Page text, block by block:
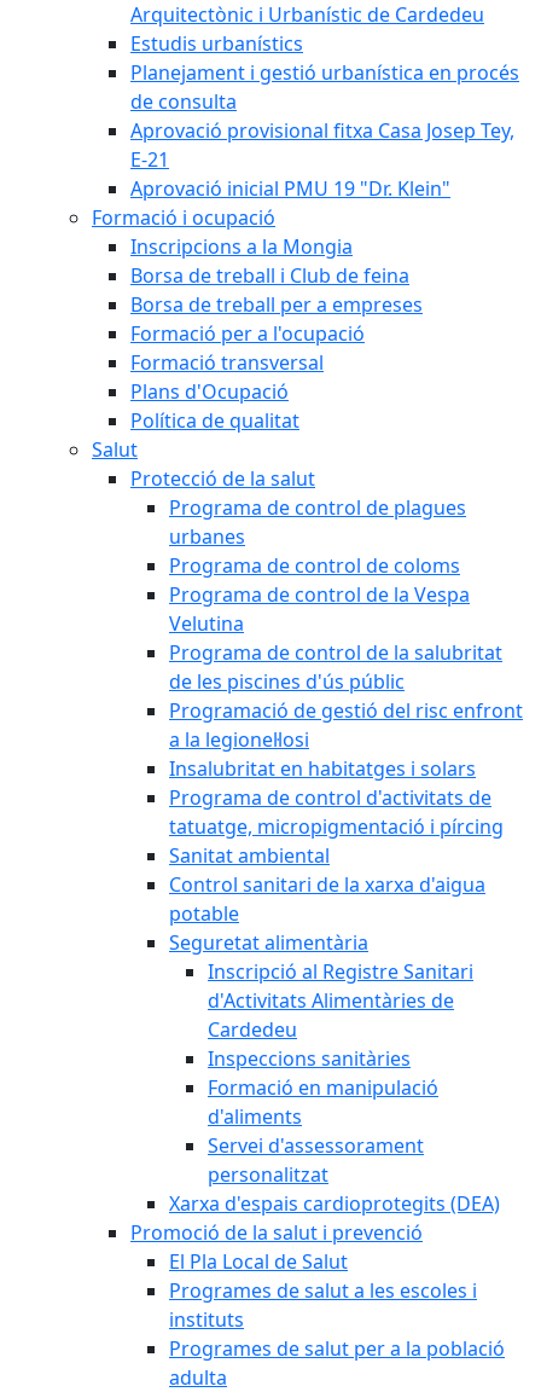
Arquitectònic i Urbanístic de Cardedeu
Estudis urbanístics
Planejament i gestió urbanística en procés
de consulta
Aprovació provisional fitxa Casa Josep Tey,
E-21
Aprovació inicial PMU 19 "Dr. Klein"
Formació i ocupació
Inscripcions a la Mongia
Borsa de treball i Club de feina
Borsa de treball per a empreses
Formació per a l'ocupació
Formació transversal
Plans d'Ocupació
Política de qualitat
Salut
Protecció de la salut
Programa de control de plagues
urbanes
Programa de control de coloms
Programa de control de la Vespa
Velutina
Programa de control de la salubritat
de les piscines d'ús públic
Programació de gestió del risc enfront
a la legionel·losi
Insalubritat en habitatges i solars
Programa de control d'activitats de
tatuatge, micropigmentació i pírcing
Sanitat ambiental
Control sanitari de la xarxa d'aigua
potable
Seguretat alimentària
Inscripció al Registre Sanitari
d'Activitats Alimentàries de
Cardedeu
Inspeccions sanitàries
Formació en manipulació
d'aliments
Servei d'assessorament
personalitzat
Xarxa d'espais cardioprotegits (DEA)
Promoció de la salut i prevenció
El Pla Local de Salut
Programes de salut a les escoles i
instituts
Programes de salut per a la població
adulta